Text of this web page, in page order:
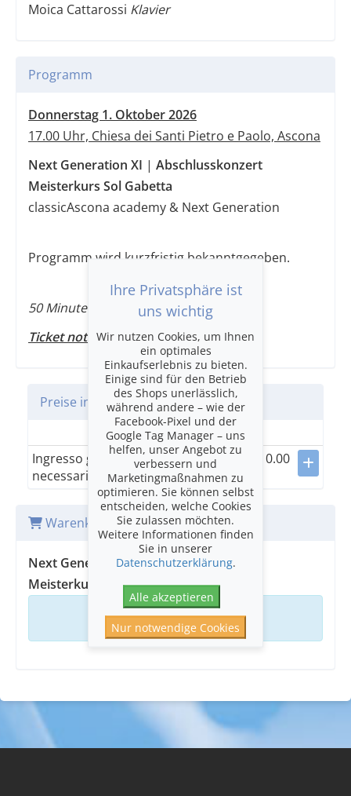
Moica Cattarossi Klavier
Programm
Donnerstag 1. Oktober 2026
17.00 Uhr, Chiesa dei Santi Pietro e Paolo, Ascona
Next Generation XI | Abschlusskonzert
Meisterkurs Sol Gabetta
classicAscona academy & Next Generation
​​​​​​​Programm wird kurzfristig bekanntgegeben.
50 Minuten
Ticket notwendig
Preise in CHF
Categoria unica
Ingresso gratuito (biglietto
necessario)
0.00
Warenkorb
Next Generation XI | Abschlusskonzert
Meisterkurs Sol Gabetta
Ihr Warenkorb ist leer
Ihre Privatsphäre ist
uns wichtig
Wir nutzen Cookies, um Ihnen
ein optimales
Einkaufserlebnis zu bieten.
Einige sind für den Betrieb
des Shops unerlässlich,
während andere – wie der
Facebook-Pixel und der
Google Tag Manager – uns
helfen, unser Angebot zu
verbessern und
Marketingmaßnahmen zu
optimieren. Sie können selbst
entscheiden, welche Cookies
Sie zulassen möchten.
Weitere Informationen finden
Sie in unserer
Datenschutzerklärung.
Alle akzeptieren
Nur notwendige Cookies